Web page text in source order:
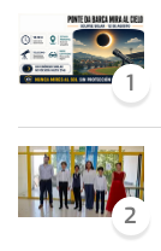
1
2